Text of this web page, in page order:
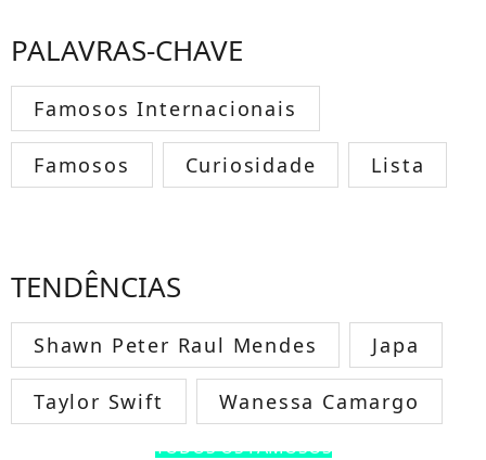
PALAVRAS-CHAVE
Famosos Internacionais
Famosos Curiosidade Lista
TENDÊNCIAS
Shawn Peter Raul Mendes Japa
Taylor Swift Wanessa Camargo
TODOS OS FAMOSOS